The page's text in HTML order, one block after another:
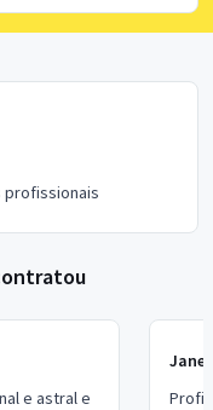
profissionais
e astral e